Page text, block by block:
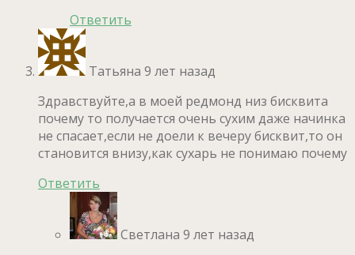
Ответить
Татьяна 9 лет назад
Здравствуйте,а в моей редмонд низ бисквита
почему то получается очень сухим даже начинка
не спасает,если не доели к вечеру бисквит,то он
становится внизу,как сухарь не понимаю почему
Ответить
Светлана 9 лет назад